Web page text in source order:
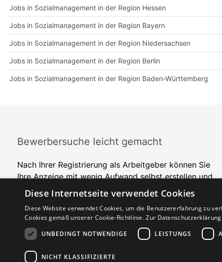
Jobs in Sozialmanagement in der Region Hessen
Jobs in Sozialmanagement in der Region Bayern
Jobs in Sozialmanagement in der Region Niedersachsen
Jobs in Sozialmanagement in der Region Berlin
Jobs in Sozialmanagement in der Region Baden-Württemberg
Bewerbersuche leicht gemacht
Nach Ihrer Registrierung als Arbeitgeber können Sie
Ihre Anzeige mit wenig Aufwand selbst erstellen und
veröffentlichen. So finden geeignete Bewerber*innen
Diese Internetseite verwendet Cookies
Diese Website verwendet Cookies, um die Benutzererfahrung zu
Cookies gemäß unserer Cookie-Richtlinie.Zur Datenschutzerklärung
UNBEDINGT NOTWENDIGE
LEISTUNGS
NICHT KLASSIFIZIERTE